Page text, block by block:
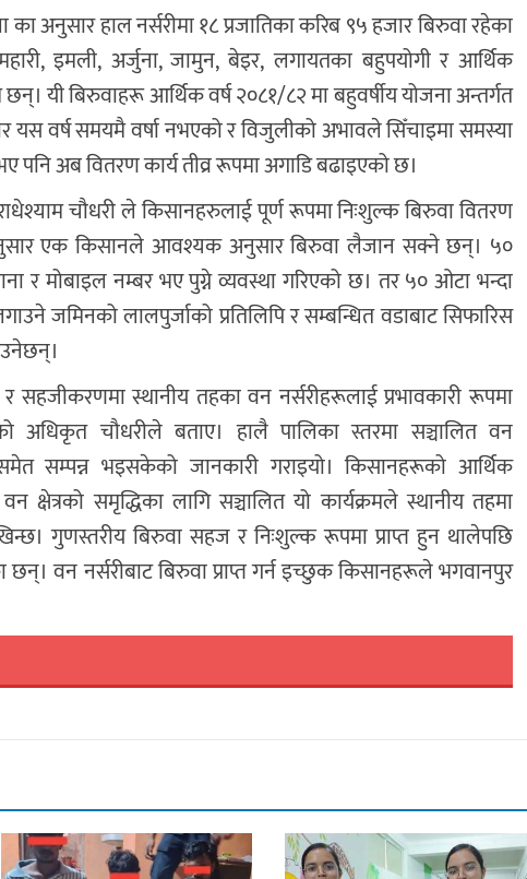
अनुसार हाल नर्सरीमा १८ प्रजातिका करिब ९५ हजार बिरुवा रहेका
इमली, अर्जुना, जामुन, बेइर, लगायतका बहुपयोगी र आर्थिक
यी बिरुवाहरू आर्थिक वर्ष २०८१/८२ मा बहुवर्षीय योजना अन्तर्गत
यस वर्ष समयमै वर्षा नभएको र विजुलीको अभावले सिँचाइमा समस्या
पनि अब वितरण कार्य तीव्र रूपमा अगाडि बढाइएको छ।
चौधरी ले किसानहरुलाई पूर्ण रूपमा निःशुल्क बिरुवा वितरण
एक किसानले आवश्यक अनुसार बिरुवा लैजान सक्ने छन्। ५०
र मोबाइल नम्बर भए पुग्ने व्यवस्था गरिएको छ। तर ५० ओटा भन्दा
जमिनको लालपुर्जाको प्रतिलिपि र सम्बन्धित वडाबाट सिफारिस
स्थानीय तहका वन नर्सरीहरूलाई प्रभावकारी रूपमा
अधिकृत चौधरीले बताए। हालै पालिका स्तरमा सञ्चालित वन
सम्पन्न भइसकेको जानकारी गराइयो। किसानहरूको आर्थिक
क्षेत्रको समृद्धिका लागि सञ्चालित यो कार्यक्रमले स्थानीय तहमा
गुणस्तरीय बिरुवा सहज र निःशुल्क रूपमा प्राप्त हुन थालेपछि
वन नर्सरीबाट बिरुवा प्राप्त गर्न इच्छुक किसानहरूले भगवानपुर